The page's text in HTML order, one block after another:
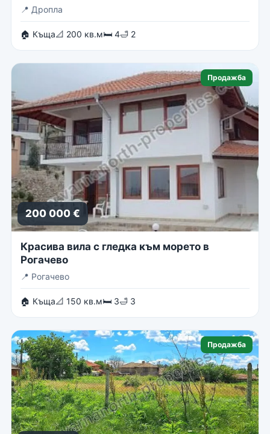
📍 Дропла
🏠 Къща📐 200 кв.м🛏 4🛁 2
Продажба
200 000 €
Красива вила с гледка към морето в
Рогачево
📍 Рогачево
🏠 Къща📐 150 кв.м🛏 3🛁 3
Продажба